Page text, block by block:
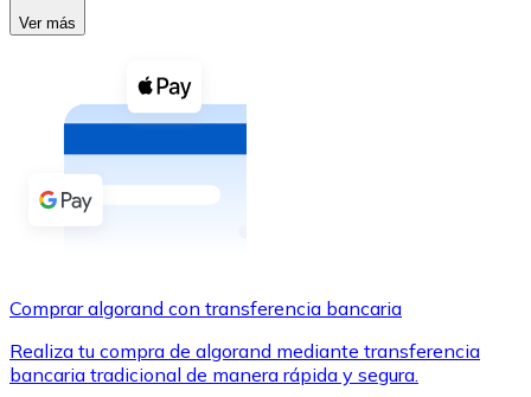
Compra criptomonedas con efectivo en tu tienda más
Comprar con efectivo
Transferencia SEPA
Añade fondos a tu cuenta Bitnovo o realiza compras
Comprar con Transferencia
Utiliza tarjetas Visa y Mastercard para comprar
Comprar con tarjeta
Tienda - Tarjetas regalo
Ver más
Comprar algorand con transferencia bancaria
Realiza tu compra de algorand mediante transferencia
bancaria tradicional de manera rápida y segura.